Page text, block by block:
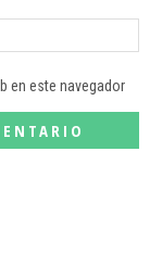
en este navegador